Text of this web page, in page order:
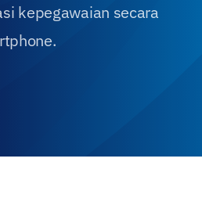
kepegawaian secara